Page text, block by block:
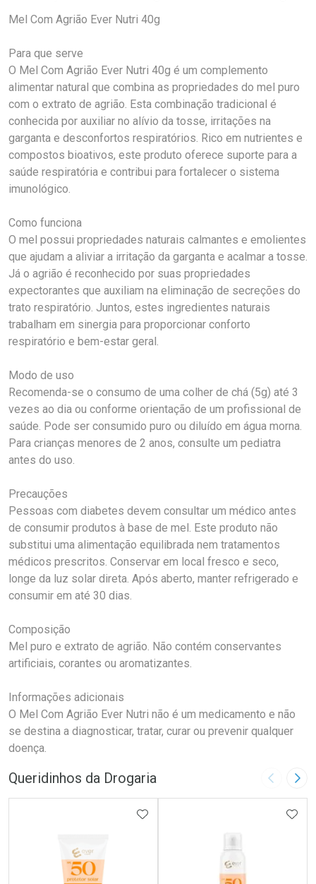
Mel Com Agrião Ever Nutri 40g
Para que serve
O Mel Com Agrião Ever Nutri 40g é um complemento
alimentar natural que combina as propriedades do mel puro
com o extrato de agrião. Esta combinação tradicional é
conhecida por auxiliar no alívio da tosse, irritações na
garganta e desconfortos respiratórios. Rico em nutrientes e
compostos bioativos, este produto oferece suporte para a
saúde respiratória e contribui para fortalecer o sistema
imunológico.
Como funciona
O mel possui propriedades naturais calmantes e emolientes
que ajudam a aliviar a irritação da garganta e acalmar a tosse.
Já o agrião é reconhecido por suas propriedades
expectorantes que auxiliam na eliminação de secreções do
trato respiratório. Juntos, estes ingredientes naturais
trabalham em sinergia para proporcionar conforto
respiratório e bem-estar geral.
Modo de uso
Recomenda-se o consumo de uma colher de chá (5g) até 3
vezes ao dia ou conforme orientação de um profissional de
saúde. Pode ser consumido puro ou diluído em água morna.
Para crianças menores de 2 anos, consulte um pediatra
antes do uso.
Precauções
Pessoas com diabetes devem consultar um médico antes
de consumir produtos à base de mel. Este produto não
substitui uma alimentação equilibrada nem tratamentos
médicos prescritos. Conservar em local fresco e seco,
longe da luz solar direta. Após aberto, manter refrigerado e
consumir em até 30 dias.
Composição
Mel puro e extrato de agrião. Não contém conservantes
artificiais, corantes ou aromatizantes.
Informações adicionais
O Mel Com Agrião Ever Nutri não é um medicamento e não
se destina a diagnosticar, tratar, curar ou prevenir qualquer
doença.
Queridinhos da Drogaria Imagem
ADICIONAR AOS FAVORITOS